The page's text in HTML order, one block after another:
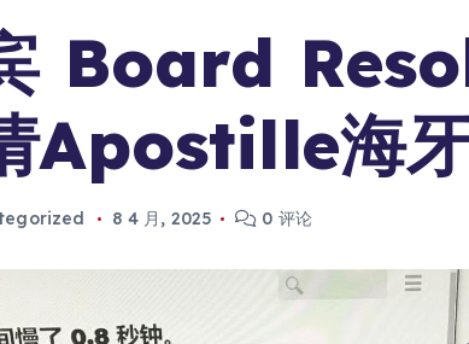
Board
Apostille海
8 4 月, 2025 0 评论